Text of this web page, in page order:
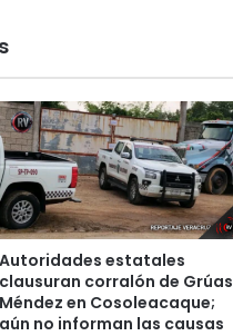
salvarse
Autoridades estatales
clausuran corralón de Grúas
Méndez en Cosoleacaque;
aún no informan las causas